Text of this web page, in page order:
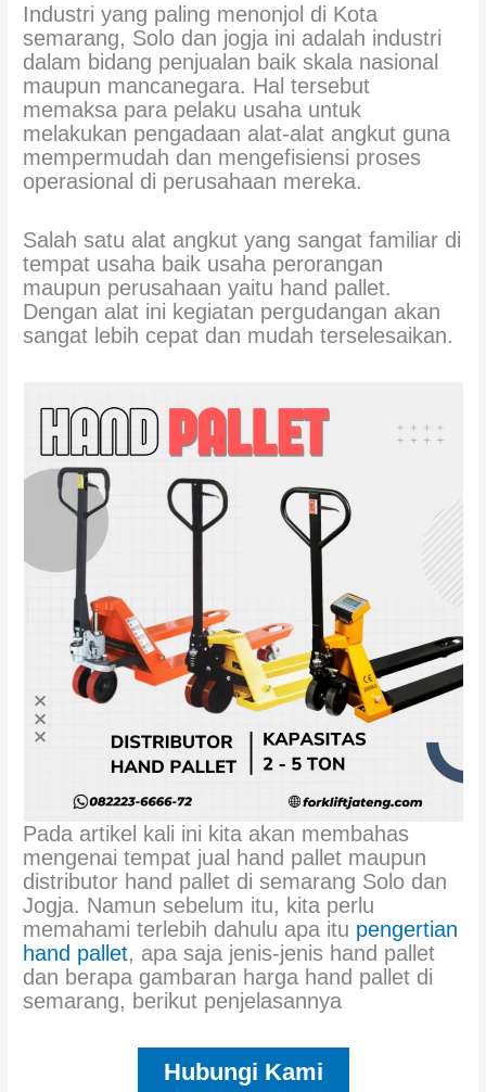
Industri yang paling menonjol di Kota
semarang, Solo dan jogja ini adalah industri
dalam bidang penjualan baik skala nasional
maupun mancanegara. Hal tersebut
memaksa para pelaku usaha untuk
melakukan pengadaan alat-alat angkut guna
mempermudah dan mengefisiensi proses
operasional di perusahaan mereka.
Salah satu alat angkut yang sangat familiar di
tempat usaha baik usaha perorangan
maupun perusahaan yaitu hand pallet.
Dengan alat ini kegiatan pergudangan akan
sangat lebih cepat dan mudah terselesaikan.
Pada artikel kali ini kita akan membahas
mengenai tempat jual hand pallet maupun
distributor hand pallet di semarang Solo dan
Jogja. Namun sebelum itu, kita perlu
memahami terlebih dahulu apa itu pengertian
hand pallet, apa saja jenis-jenis hand pallet
dan berapa gambaran harga hand pallet di
semarang, berikut penjelasannya
Hubungi Kami